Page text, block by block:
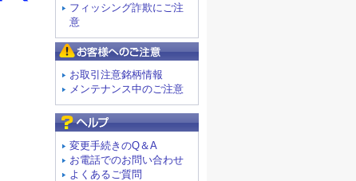
フィッシング詐欺にご注
意
お取引注意銘柄情報
メンテナンス中のご注意
変更手続きのQ＆A
お電話でのお問い合わせ
よくあるご質問